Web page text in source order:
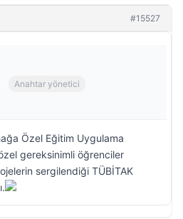
#15527
Anahtar yönetici
Özel Eğitim Uygulama
gereksinimli öğrenciler
sergilendiği TÜBİTAK